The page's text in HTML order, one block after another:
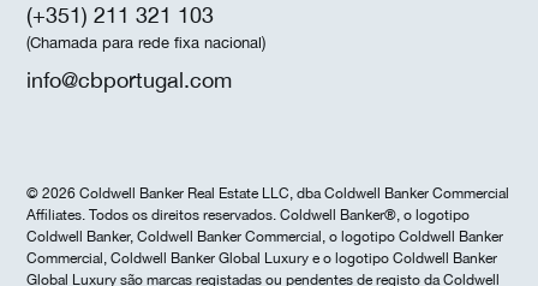
(+351) 211 321 103
(Chamada para rede fixa nacional)
info@cbportugal.com
© 2026 Coldwell Banker Real Estate LLC, dba Coldwell Banker Commercial
Affiliates. Todos os direitos reservados. Coldwell Banker®, o logotipo
Coldwell Banker, Coldwell Banker Commercial, o logotipo Coldwell Banker
Commercial, Coldwell Banker Global Luxury e o logotipo Coldwell Banker
Global Luxury são marcas registadas ou pendentes de registo da Coldwell